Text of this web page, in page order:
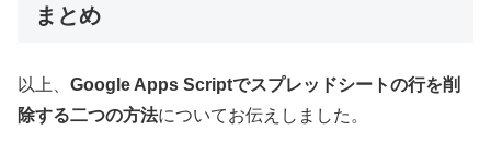
まとめ
以上、 Google Apps Scriptでスプレッドシートの行を削
除する二つの方法についてお伝えしました。